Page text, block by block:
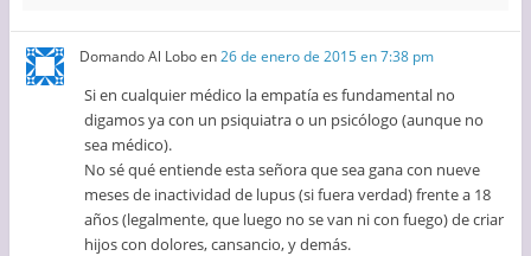
Domando Al Loboen26 de enero de 2015 en 7:38 pm
Si en cualquier médico la empatía es fundamental no
digamos ya con un psiquiatra o un psicólogo (aunque no
sea médico).
No sé qué entiende esta señora que sea gana con nueve
meses de inactividad de lupus (si fuera verdad) frente a 18
años (legalmente, que luego no se van ni con fuego) de criar
hijos con dolores, cansancio, y demás.